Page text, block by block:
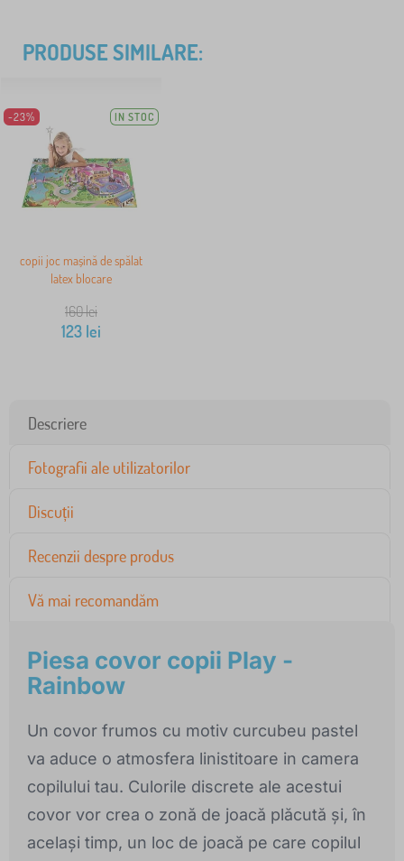
PRODUSE SIMILARE:
-23% IN STOC
copii joc mașină de spălat
latex blocare
160lei
123 lei
Descriere
Fotografii ale utilizatorilor
Discuții
Recenzii despre produs
Vă mai recomandăm
Piesa covor copii Play -
Rainbow
Un covor frumos cu motiv curcubeu pastel
va aduce o atmosfera linistitoare in camera
copilului tau. Culorile discrete ale acestui
covor vor crea o zonă de joacă plăcută și, în
același timp, un loc de joacă pe care copilul